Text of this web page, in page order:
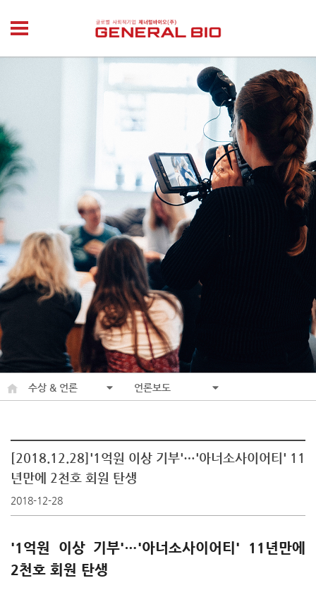
수상 & 언론 언론보도
[2018.12.28]'1억원 이상 기부'…'아너소사이어티' 11
년만에 2천호 회원 탄생
2018-12-28
'1억원 이상 기부'…'아너소사이어티' 11년만에
2천호 회원 탄생